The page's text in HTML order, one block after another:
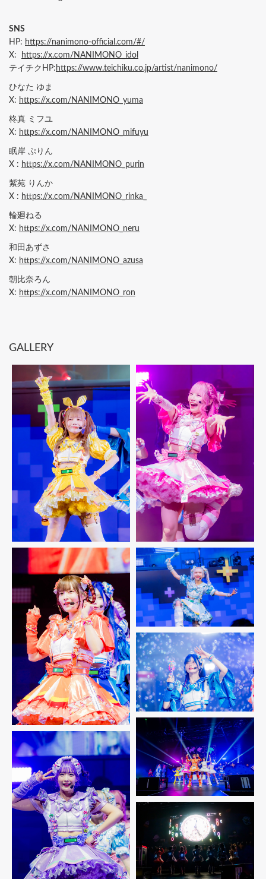
SNS
HP: https://nanimono-official.com/#/
X:
https://x.com/NANIMONO_idol
テイチクHP: https://www.teichiku.co.jp/artist/nanimono/
ひなた ゆま
X: https://x.com/NANIMONO_yuma
柊真 ミフユ
X: https://x.com/NANIMONO_mifuyu
眠岸 ぷりん
X : https://x.com/NANIMONO_purin
紫苑 りんか
X : https://x.com/NANIMONO_rinka_
輪廻ねる
X: https://x.com/NANIMONO_neru
和田あずさ
X: https://x.com/NANIMONO_azusa
朝比奈ろん
X: https://x.com/NANIMONO_ron
GALLERY